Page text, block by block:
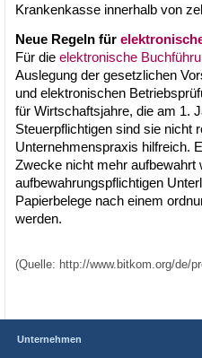
Krankenkasse innerhalb von
Neue Regeln für
Für die elektronische
Auslegung der gesetzlichen
und elektronischen
für Wirtschaftsjahre, die am 1.
Steuerpflichtigen sind sie nicht
Unternehmenspraxis hilfreich.
Zwecke nicht mehr aufbewahrt
aufbewahrungspflichtigen
Papierbelege nach einem
werden.
(Quelle: http://www.bitkom.org/de/
Unternehmen